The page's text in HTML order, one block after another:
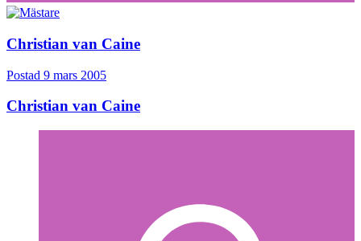
Christian van Caine
Postad 9 mars 2005
Christian van Caine